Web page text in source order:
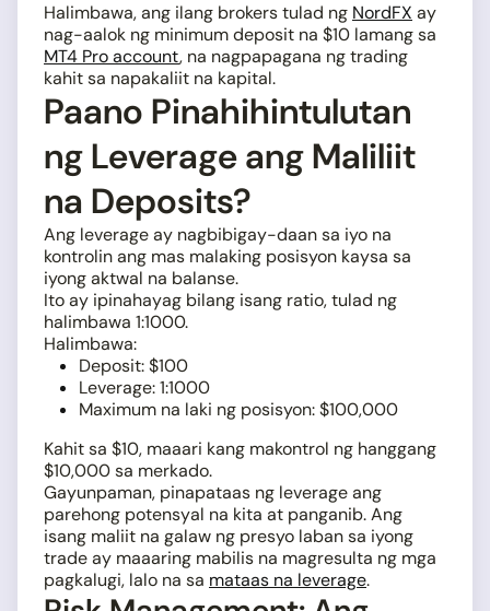
Halimbawa, ang ilang brokers tulad ng NordFX ay
nag-aalok ng minimum deposit na $10 lamang sa
MT4 Pro account, na nagpapagana ng trading
kahit sa napakaliit na kapital.
Paano Pinahihintulutan
ng Leverage ang Maliliit
na Deposits?
Ang leverage ay nagbibigay-daan sa iyo na
kontrolin ang mas malaking posisyon kaysa sa
iyong aktwal na balanse.
Ito ay ipinahayag bilang isang ratio, tulad ng
halimbawa 1:1000.
Halimbawa:
Deposit: $100
Leverage: 1:1000
Maximum na laki ng posisyon: $100,000
Kahit sa $10, maaari kang makontrol ng hanggang
$10,000 sa merkado.
Gayunpaman, pinapataas ng leverage ang
parehong potensyal na kita at panganib. Ang
isang maliit na galaw ng presyo laban sa iyong
trade ay maaaring mabilis na magresulta ng mga
pagkalugi, lalo na sa mataas na leverage.